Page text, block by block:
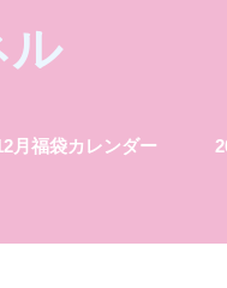
ル
月福袋カレンダー